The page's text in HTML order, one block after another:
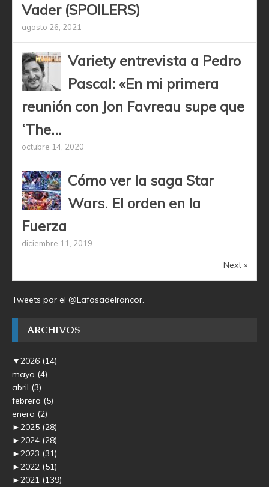
Vader (SPOILERS)
agosto 26, 2021
Variety entrevista a Pedro
Pascal: «En mi primera
reunión con Jon Favreau supe que
‘The...
octubre 14, 2020
Cómo ver la saga Star
Wars. El orden en la
Fuerza
diciembre 11, 2019
Next »
Tweets por el @Lafosadelrancor.
ARCHIVOS
▼2026 (14)
mayo (4)
abril (3)
febrero (5)
enero (2)
►2025 (28)
►2024 (28)
►2023 (31)
►2022 (51)
►2021 (139)